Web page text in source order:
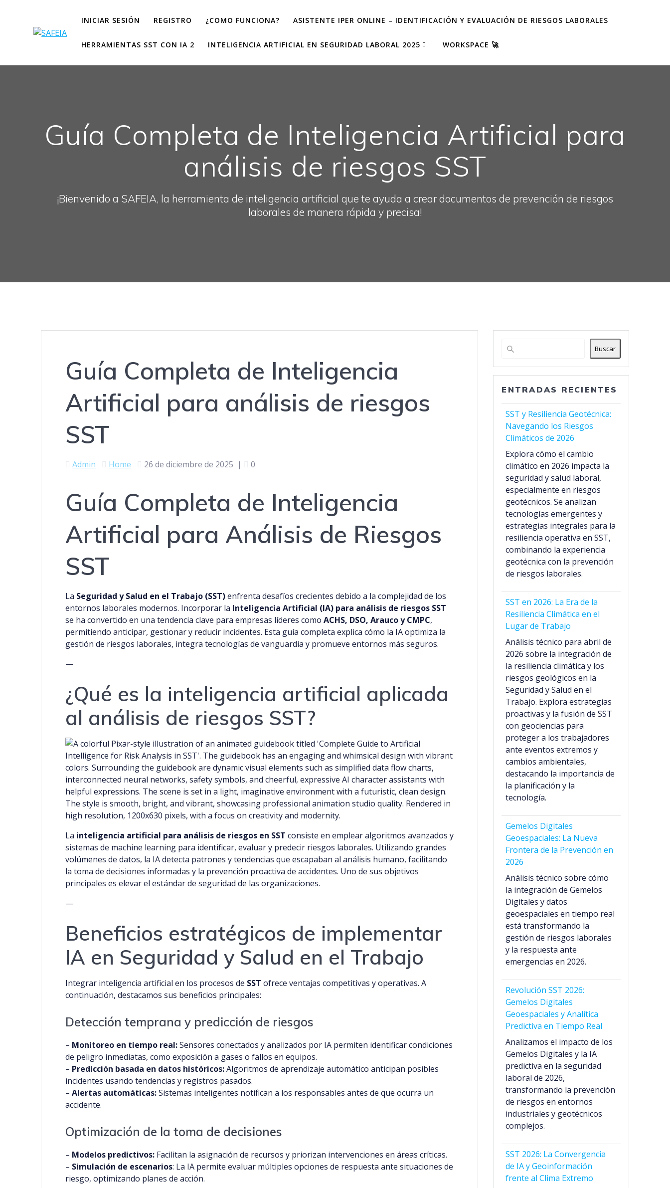
INICIAR SESIÓN REGISTRO ¿COMO FUNCIONA? ASISTENTE IPER ONLINE – IDENTIFICACIÓN Y EVALUACIÓN DE RIESGOS LABORALES
HERRAMIENTAS SST CON IA 2 INTELIGENCIA ARTIFICIAL EN SEGURIDAD LABORAL 2025 WORKSPACE 🚀
Guía Completa de Inteligencia Artificial para
análisis de riesgos SST
¡Bienvenido a SAFEIA, la herramienta de inteligencia artificial que te ayuda a crear documentos de prevención de riesgos
laborales de manera rápida y precisa!
Guía Completa de Inteligencia
Artificial para análisis de riesgos
SST
Admin Home 26 de diciembre de 2025 | 0
Guía Completa de Inteligencia
Artificial para Análisis de Riesgos
SST
La Seguridad y Salud en el Trabajo (SST)enfrenta desafíos crecientes debido a la complejidad de los
entornos laborales modernos. Incorporar la Inteligencia Artificial (IA) para análisis de riesgos SST
se ha convertido en una tendencia clave para empresas líderes comoACHS, DSO, Arauco y CMPC,
permitiendo anticipar, gestionar y reducir incidentes. Esta guía completa explica cómo la IA optimiza la
gestión de riesgos laborales, integra tecnologías de vanguardia y promueve entornos más seguros.
—
¿Qué es la inteligencia artificial aplicada
al análisis de riesgos SST?
La inteligencia artificial para análisis de riesgos en SST consiste en emplear algoritmos avanzados y
sistemas de machine learning para identificar, evaluar y predecir riesgos laborales. Utilizando grandes
volúmenes de datos, la IA detecta patrones y tendencias que escapaban al análisis humano, facilitando
la toma de decisiones informadas y la prevención proactiva de accidentes. Uno de sus objetivos
principales es elevar el estándar de seguridad de las organizaciones.
—
Beneficios estratégicos de implementar
IA en Seguridad y Salud en el Trabajo
Integrar inteligencia artificial en los procesos de SST ofrece ventajas competitivas y operativas. A
continuación, destacamos sus beneficios principales:
Detección temprana y predicción de riesgos
– Monitoreo en tiempo real:Sensores conectados y analizados por IA permiten identificar condiciones
de peligro inmediatas, como exposición a gases o fallos en equipos.
– Predicción basada en datos históricos:Algoritmos de aprendizaje automático anticipan posibles
incidentes usando tendencias y registros pasados.
–Alertas automáticas:Sistemas inteligentes notifican a los responsables antes de que ocurra un
accidente.
Optimización de la toma de decisiones
– Modelos predictivos: Facilitan la asignación de recursos y priorizan intervenciones en áreas críticas.
– Simulación de escenarios: La IA permite evaluar múltiples opciones de respuesta ante situaciones de
riesgo, optimizando planes de acción.
Buscar
ENTRADAS RECIENTES
SST y Resiliencia Geotécnica:
Navegando los Riesgos
Climáticos de 2026
Explora cómo el cambio
climático en 2026 impacta la
seguridad y salud laboral,
especialmente en riesgos
geotécnicos. Se analizan
tecnologías emergentes y
estrategias integrales para la
resiliencia operativa en SST,
combinando la experiencia
geotécnica con la prevención
de riesgos laborales.
SST en 2026: La Era de la
Resiliencia Climática en el
Lugar de Trabajo
Análisis técnico para abril de
2026 sobre la integración de
la resiliencia climática y los
riesgos geológicos en la
Seguridad y Salud en el
Trabajo. Explora estrategias
proactivas y la fusión de SST
con geociencias para
proteger a los trabajadores
ante eventos extremos y
cambios ambientales,
destacando la importancia de
la planificación y la
tecnología.
Gemelos Digitales
Geoespaciales: La Nueva
Frontera de la Prevención en
2026
Análisis técnico sobre cómo
la integración de Gemelos
Digitales y datos
geoespaciales en tiempo real
está transformando la
gestión de riesgos laborales
y la respuesta ante
emergencias en 2026.
Revolución SST 2026:
Gemelos Digitales
Geoespaciales y Analítica
Predictiva en Tiempo Real
Analizamos el impacto de los
Gemelos Digitales y la IA
predictiva en la seguridad
laboral de 2026,
transformando la prevención
de riesgos en entornos
industriales y geotécnicos
complejos.
SST 2026: La Convergencia
de IA y Geoinformación
frente al Clima Extremo